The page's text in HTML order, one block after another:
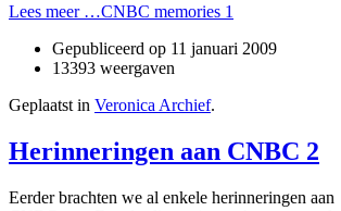
Lees meer …CNBC memories 1
Gepubliceerd op 11 januari 2009
13393 weergaven
Geplaatst in Veronica Archief.
Herinneringen aan CNBC 2
Eerder brachten we al enkele herinneringen aan